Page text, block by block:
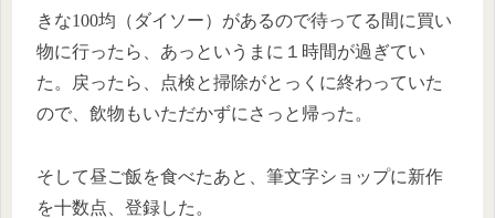
きな100均（ダイソー）があるので待ってる間に買い
物に行ったら、あっというまに１時間が過ぎてい
た。戻ったら、点検と掃除がとっくに終わっていた
ので、飲物もいただかずにさっと帰った。
そして昼ご飯を食べたあと、筆文字ショップに新作
を十数点、登録した。